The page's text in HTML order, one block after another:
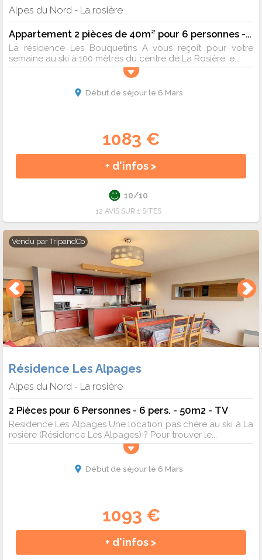
Alpes du Nord - La rosière
Appartement 2 pièces de 40m² pour 6 personnes - 6 pers. - 40m2 - TV
La résidence Les Bouquetins A vous reçoit pour votre
semaine au ski à 100 mètres du centre de La Rosière, e...
Début de séjour le 6 Mars
1083 €
+ d'infos >
10/10
12 AVIS SUR 1 SITES
Vendu parTripandCo
Résidence Les Alpages
Alpes du Nord - La rosière
2 Pièces pour 6 Personnes - 6 pers. - 50m2 - TV
Residence Les Alpages Une location pas chère au ski à La
rosière (Résidence Les Alpages) ? Pour trouver le...
Début de séjour le 6 Mars
1093 €
+ d'infos >